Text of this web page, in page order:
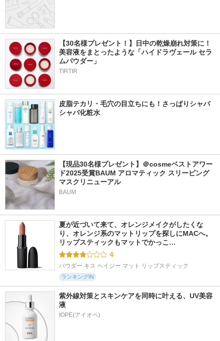
【30名様プレゼント！】日中の乾燥崩れ対策に！
美容液をまとったような「ハイドラヴェール セラ
ムパウダー」
TIRTIR
皮脂テカリ・毛穴の目立ちにも！さっぱりシャバ
シャバ化粧水
【現品30名様プレゼント】＠cosmeベストアワー
ド2025受賞BAUM アロマティック スリーピング
マスクリニューアル
BAUM
夏が近づいて来て、オレンジメイクがしたくな
り、オレンジ系のマットリップを探しにMACへ。
リップスティックもマットでかっこ…
4
パウダー キス ヘイジー マット リップスティック
ランキングIN
紫外線対策とスキンケアを同時に叶える、UV美容
液